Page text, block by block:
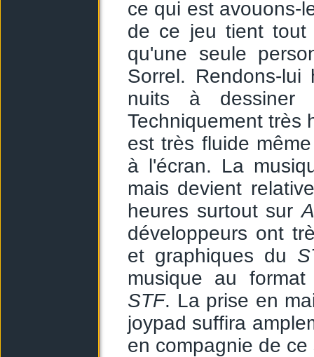
ce qui est avouons-
de ce jeu tient tout
qu'une seule
Sorrel. Rendons-
nuits à dessiner
Techniquement très
est très fluide
à l'écran. La
mais devient
heures surtout sur
développeurs ont
et graphiques du
musique au
STF. La prise en
joypad suffira
en compagnie de